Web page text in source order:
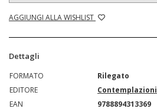
AGGIUNGI ALLA WISHLIST
Dettagli
FORMATO
Rilegato
EDITORE
Contemplazioni
EAN
9788894313369